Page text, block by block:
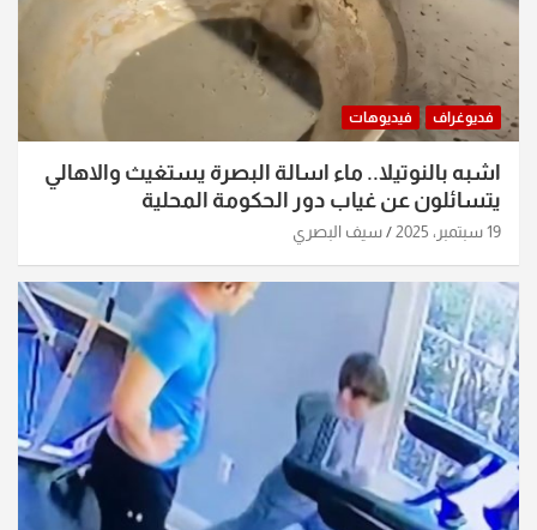
فديوغراف فيديوهات
اشبه بالنوتيلا.. ماء اسالة البصرة يستغيث والاهالي
يتسائلون عن غياب دور الحكومة المحلية
19 سبتمبر، 2025 سيف البصري